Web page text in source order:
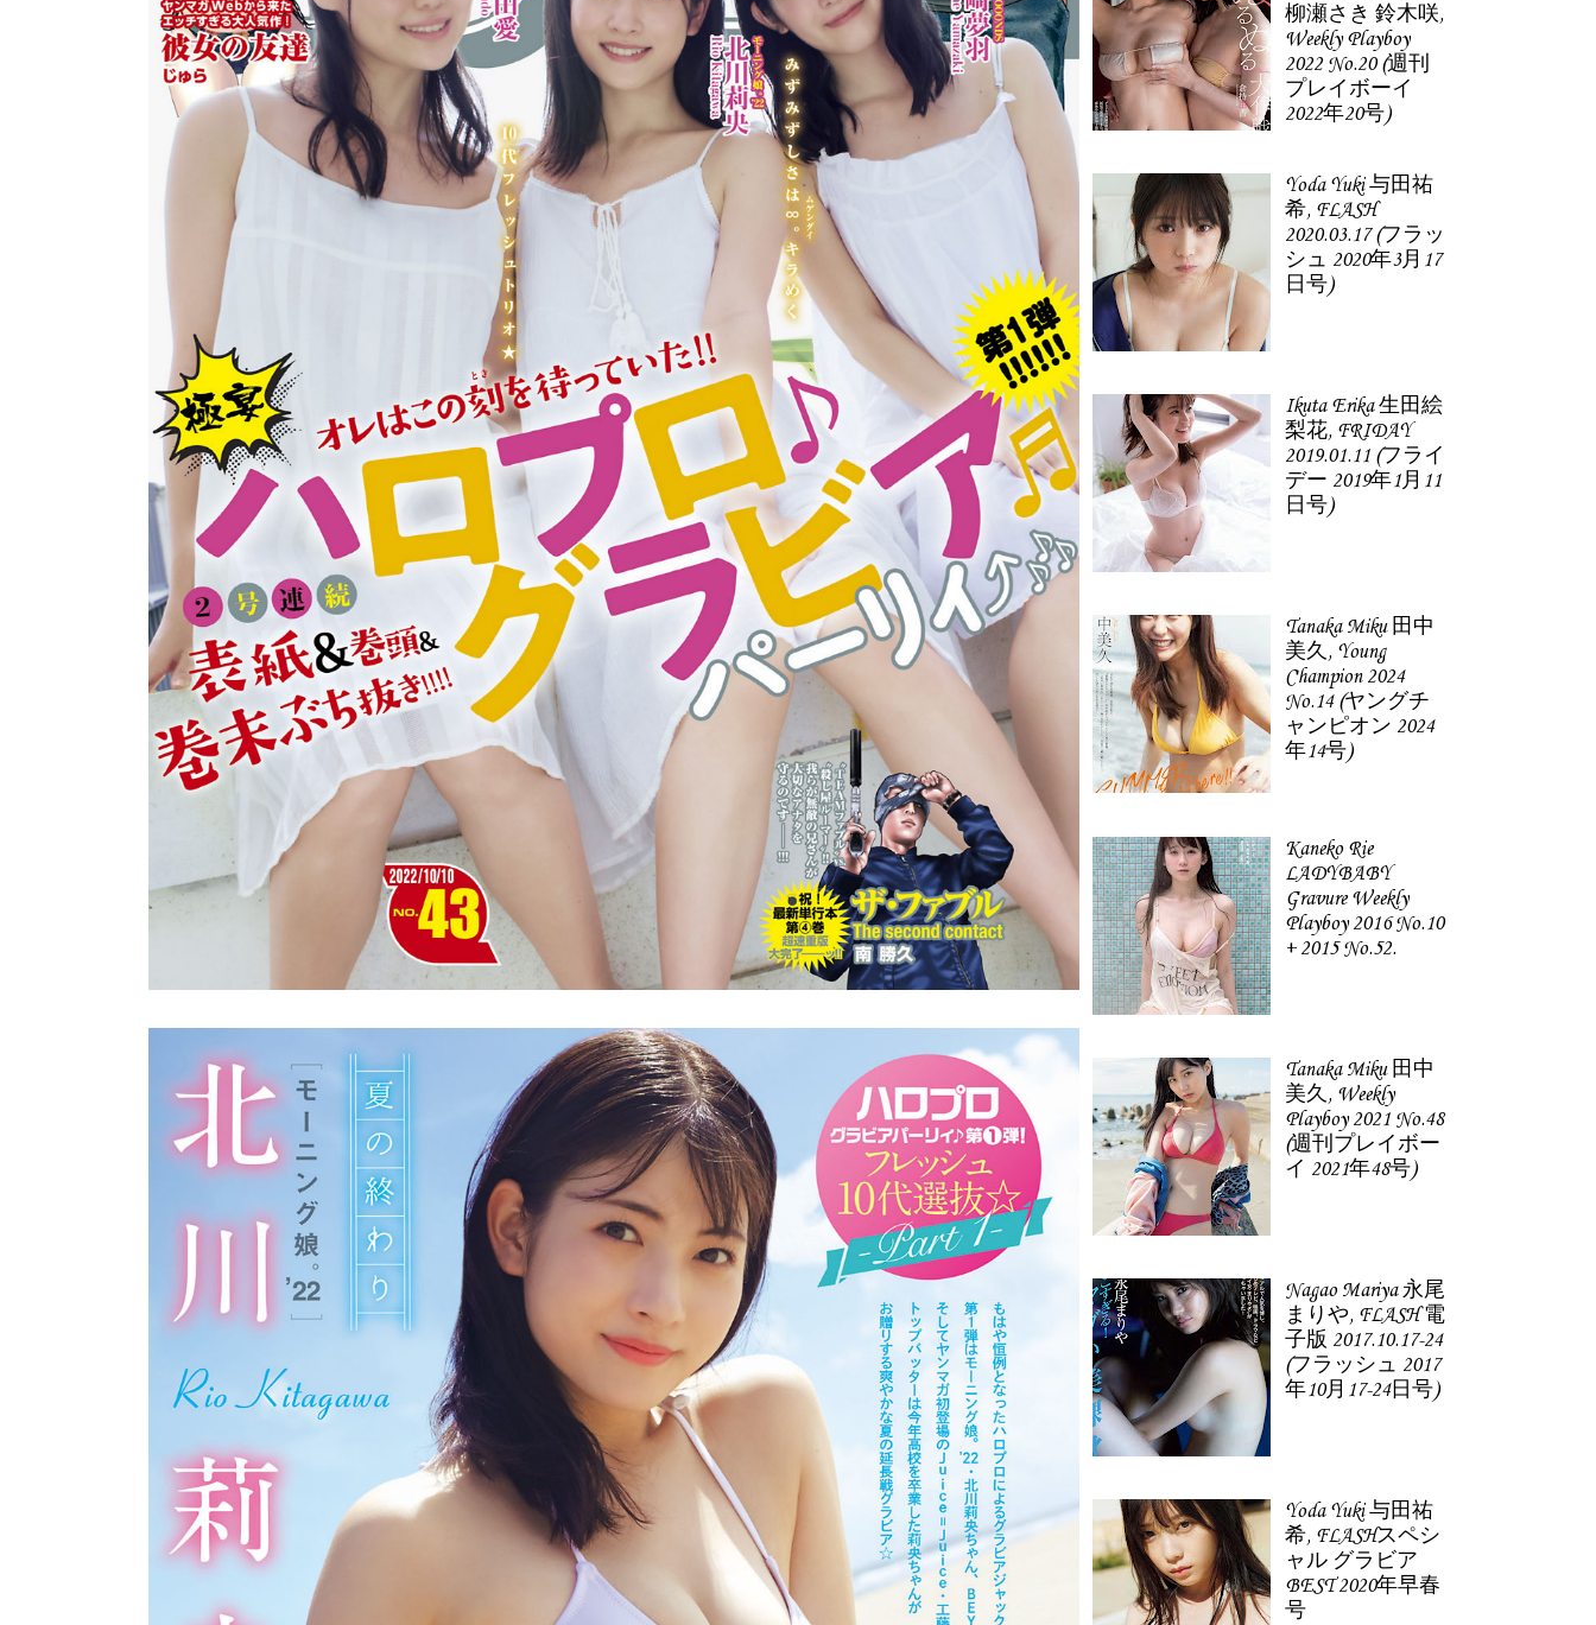
柳瀬さき 鈴木咲,
Weekly Playboy
2022 No.20 (週刊
プレイボーイ
2022年20号)
Yoda Yuki 与田祐
希, FLASH
2020.03.17 (フラッ
シュ 2020年3月17
日号)
Ikuta Erika 生田絵
梨花, FRIDAY
2019.01.11 (フライ
デー 2019年1月11
日号)
Tanaka Miku 田中
美久, Young
Champion 2024
No.14 (ヤングチ
ャンピオン 2024
年14号)
Kaneko Rie
LADYBABY
Gravure Weekly
Playboy 2016 No.10
+ 2015 No.52.
Tanaka Miku 田中
美久, Weekly
Playboy 2021 No.48
(週刊プレイボー
イ 2021年48号)
Nagao Mariya 永尾
まりや, FLASH 電
子版 2017.10.17-24
(フラッシュ 2017
年10月17-24日号)
Yoda Yuki 与田祐
希, FLASHスペシ
ャル グラビア
BEST 2020年早春
号